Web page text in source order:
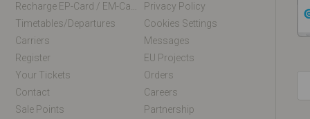
Privacy Policy
Timetables/departures
Cookies Settings
Carriers
Messages
Register
EU Projects
Your Tickets
Orders
Contact
Careers
Sale Points
Partnership